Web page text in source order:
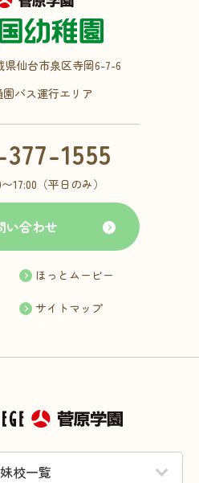
仙台市泉区寺岡6-7-6
園バス運行エリア
1555
17:00（平日のみ）
い合わせ
ほっとムービー
サイトマップ
校一覧